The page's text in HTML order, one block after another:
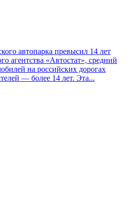
автопарка превысил 14 лет
агентства «Автостат», средний
на российских дорогах
— более 14 лет. Эта...